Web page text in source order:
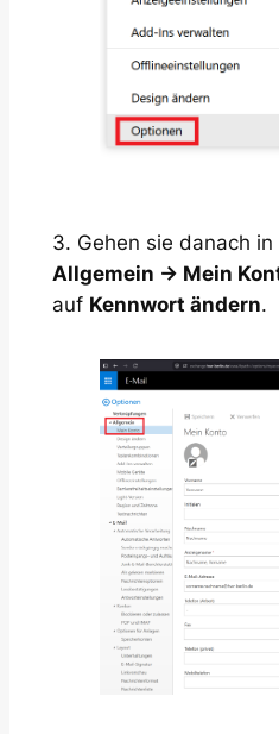
3. Gehen sie danach in
Allgemein -> Mein
auf Kennwort ändern.